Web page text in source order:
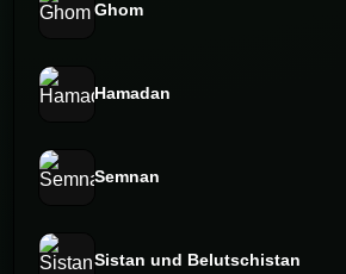
Ghom
Hamadan
Semnan
Sistan und Belutschistan